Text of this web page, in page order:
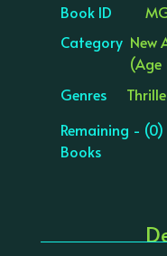
Book ID
Category New
(Age
Genres
Remaining - (0)
Books